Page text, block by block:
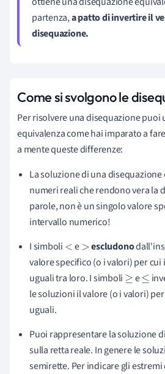
partenza,a patto di invertire il
disequazione.
Come si svolgono le
Per risolvere una disequazione puoi
equivalenza come hai imparato a
a mente queste differenze:
La soluzione di una
numeri reali che rendono vera la
parole, non è un singolo valore
intervallo numerico!
I simboli < e> escludono
valore specifico (o i valori) per
uguali tra loro. I simboli ≥ e≤
le soluzioni il valore (o i valori)
uguali.
Puoi rappresentare la soluzione
sulla retta reale. In genere le
semirette. Per indicare gli